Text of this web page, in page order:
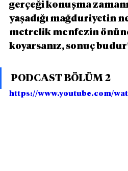
gerçeği konuşma
yaşadığı mağduriyetin
metrelik menfezin
koyarsanız, sonuç
PODCAST BÖLÜM 2
https://www.youtube.com/